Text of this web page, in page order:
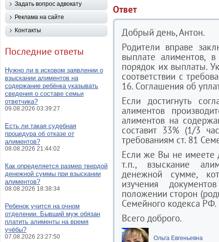
Ответ
Добрый день, Антон.
Родители вправе
выплате алиментов,
порядок их выплаты.
соответствии с
16. Соглашения об
Если достигнуть
алиментов
алиментов на
составит 33% (1/3
требованиям ст. 81
Если же Вы не имеете
т.п., взыскание
денежной сумме,
изучения
положении сторон
Семейного кодекса РФ.
Всего доброго.
Ольга Евгеньевна
Задать вопрос адвокату
Реклама на сайте
Контакты
Последние ответы
Нужно ли в исковом заявлении о
взыскании алиментов на
содержание ребёнка указывать
сведения о составе семьи
ответчика?
09.08.2026 03:39:27
Есть ли такая судебная
процедура об отказе от
алиментов?
08.08.2026 21:44:02
Как определяется размер твердой
денежной суммы при взыскании
алиментов?
08.08.2026 18:38:34
Ребенок учится на очном
отделении. Бывший муж обязан
платить алименты на время
учёбы?
07.08.2026 23:27:50